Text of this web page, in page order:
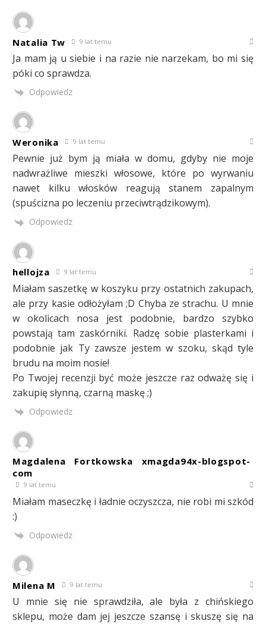
Natalia Tw 9 lat temu
Ja mam ją u siebie i na razie nie narzekam, bo mi się
póki co sprawdza.
Odpowiedz
Weronika 9 lat temu
Pewnie już bym ją miała w domu, gdyby nie moje
nadwrażliwe mieszki włosowe, które po wyrwaniu
nawet kilku włosków reagują stanem zapalnym
(spuścizna po leczeniu przeciwtrądzikowym).
Odpowiedz
hellojza 9 lat temu
Miałam saszetkę w koszyku przy ostatnich zakupach,
ale przy kasie odłożyłam ;D Chyba ze strachu. U mnie
w okolicach nosa jest podobnie, bardzo szybko
powstają tam zaskórniki. Radzę sobie plasterkami i
podobnie jak Ty zawsze jestem w szoku, skąd tyle
brudu na moim nosie!
Po Twojej recenzji być może jeszcze raz odważę się i
zakupię słynną, czarną maskę ;)
Odpowiedz
Magdalena Fortkowska xmagda94x-blogspot-
com
9 lat temu
Miałam maseczkę i ładnie oczyszcza, nie robi mi szkód
:)
Odpowiedz
Milena M 9 lat temu
U mnie się nie sprawdziła, ale była z chińskiego
sklepu, może dam jej jeszcze szansę i skuszę się na